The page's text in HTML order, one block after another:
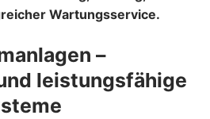
Wartungsservice.
–
leistungsfähige